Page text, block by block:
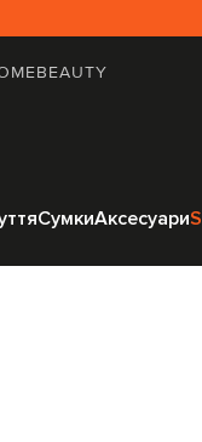
BEAUTY
СумкиАксесуари
Головна